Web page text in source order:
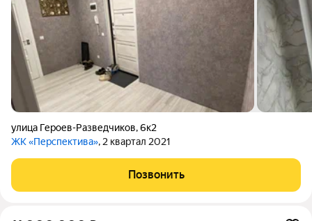
улица Героев-Разведчиков,6к2
ЖК «Перспектива», 2 квартал 2021
Позвонить